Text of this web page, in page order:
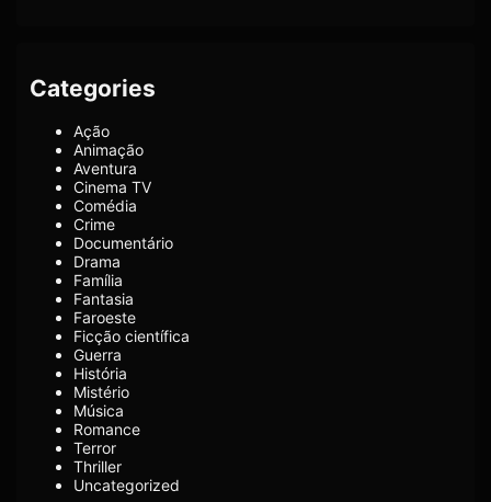
Categories
Ação
Animação
Aventura
Cinema TV
Comédia
Crime
Documentário
Drama
Família
Fantasia
Faroeste
Ficção científica
Guerra
História
Mistério
Música
Romance
Terror
Thriller
Uncategorized